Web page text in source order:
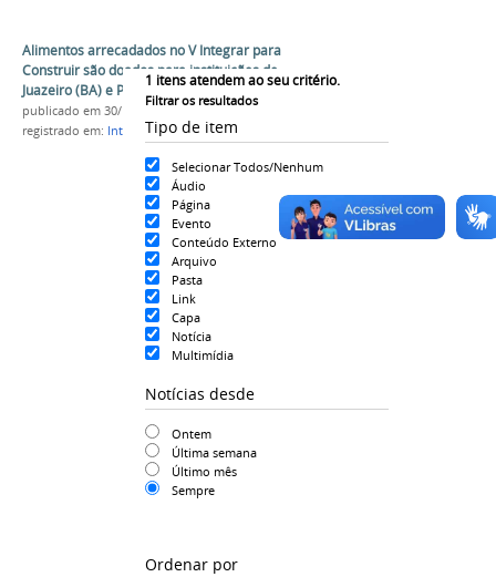
1 itens atendem ao seu critério.
Filtrar os resultados
Tipo de item
Selecionar Todos/Nenhum
Áudio
Página
Evento
Conteúdo Externo
Arquivo
Pasta
Link
Capa
Notícia
Multimídia
Notícias desde
Ontem
Última semana
Último mês
Sempre
Ordenar por
Alimentos arrecadados no V Integrar para
Construir são doados para instituições de
Juazeiro (BA) e Petrolina (PE)
publicado em 30/11/2018
registrado em: Integrar Para Constuir,